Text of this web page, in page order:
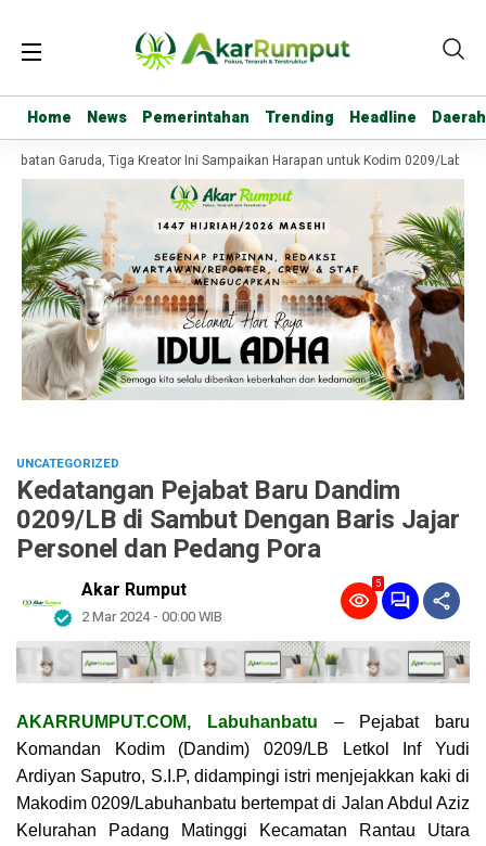
Home News Pemerintahan Trending Headline Daerah
Home News Pemerintahan Trending Headline Daerah
Garuda, Tiga Kreator Ini Sampaikan Harapan untuk Kodim 0209/
UNCATEGORIZED
Kedatangan Pejabat Baru Dandim
0209/LB di Sambut Dengan Baris Jajar
Personel dan Pedang Pora
Akar Rumput
2 Mar 2024 - 00:00 WIB
5
AKARRUMPUT.COM, Labuhanbatu – Pejabat baru
Komandan Kodim (Dandim) 0209/LB Letkol Inf Yudi
Ardiyan Saputro, S.I.P, didampingi istri menjejakkan kaki di
Makodim 0209/Labuhanbatu bertempat di Jalan Abdul Aziz
Kelurahan Padang Matinggi Kecamatan Rantau Utara